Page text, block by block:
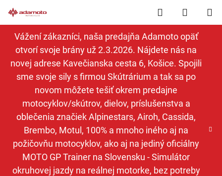
na
obsah
Vážení zákazníci, naša predajňa Adamoto opäť
otvorí svoje brány už 2.3.2026. Nájdete nás na
novej adrese Kavečianska cesta 6, Košice. Spojili
sme svoje sily s firmou Skútrárium a tak sa po
novom môžete tešiť okrem predajne
motocyklov/skútrov, dielov, príslušenstva a
oblečenia značiek Alpinestars, Airoh, Cassida,
Brembo, Motul, 100% a mnoho iného aj na
požičovňu motocyklov, ako aj na jediný oficiálny
MOTO GP Trainer na Slovensku - Simulátor
okruhovej jazdy na reálnej motorke, bez potreby
Hľadať
KOŠÍK